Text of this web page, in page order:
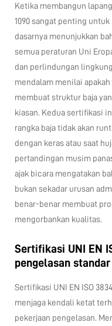
Ketika membangun
1090 sangat penting
dasarnya menunjukkan
semua peraturan Uni
dan perlindungan
mendalam menilai
membuat struktur baja
kiasan. Kedua sertifikasi
rangka baja tidak akan
dengan keras atau saat
pertandingan musim
ajak bicara mengatakan
bukan sekadar urusan
benar-benar membuat
mengorbankan kualitas.
Sertifikasi UNI EN
pengelasan
Sertifikasi UNI EN ISO
menjaga kendali ketat
pekerjaan pengelasan.